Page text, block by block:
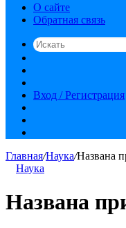
О сайте
Обратная связь
статья
Вход / Регистрация
Главная/Наука/Названа
Наука
Названа